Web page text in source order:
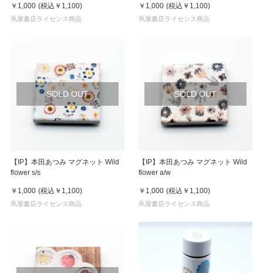
￥1,000 (税込 ￥1,100)
蔦屋書店ライセンス商品
￥1,000 (税込 ￥1,100)
蔦屋書店ライセンス商品
SOLD OUT
【IP】本田あつみ マグネット Wild
flower s/s
￥1,000 (税込 ￥1,100)
蔦屋書店ライセンス商品
SOLD OUT
【IP】本田あつみ マグネット Wild
flower a/w
￥1,000 (税込 ￥1,100)
蔦屋書店ライセンス商品